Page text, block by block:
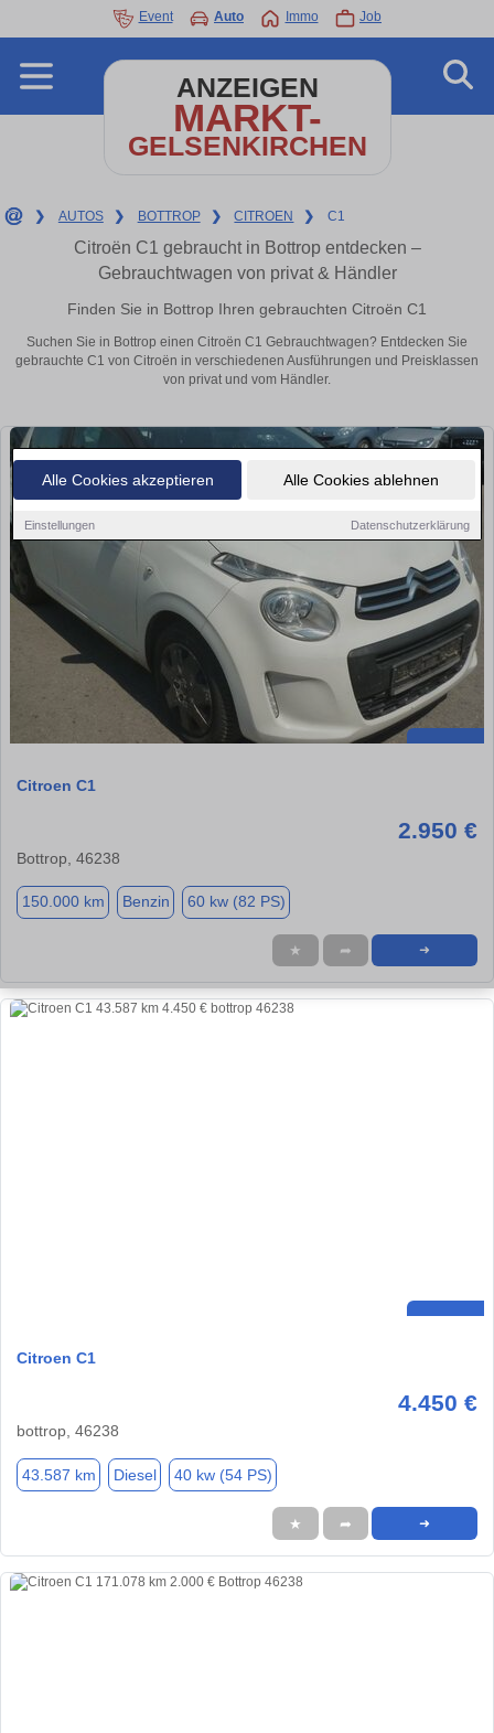
Alle Cookies akzeptieren Alle Cookies ablehnen
Einstellungen Datenschutzerklärung
Event Auto Immo Job
ANZEIGEN
MARKT-
GELSENKIRCHEN
❯ AUTOS ❯ BOTTROP ❯ CITROEN ❯ C1
Citroën C1 gebraucht in Bottrop entdecken –
Gebrauchtwagen von privat & Händler
Finden Sie in Bottrop Ihren gebrauchten Citroën C1
Suchen Sie in Bottrop einen Citroën C1 Gebrauchtwagen? Entdecken Sie
gebrauchte C1 von Citroën in verschiedenen Ausführungen und Preisklassen
von privat und vom Händler.
Citroen C1
2.950 €
Bottrop, 46238
150.000 km Benzin 60 kw (82 PS)
★ ➦ ➜
Citroen C1
4.450 €
bottrop, 46238
43.587 km Diesel 40 kw (54 PS)
★ ➦ ➜